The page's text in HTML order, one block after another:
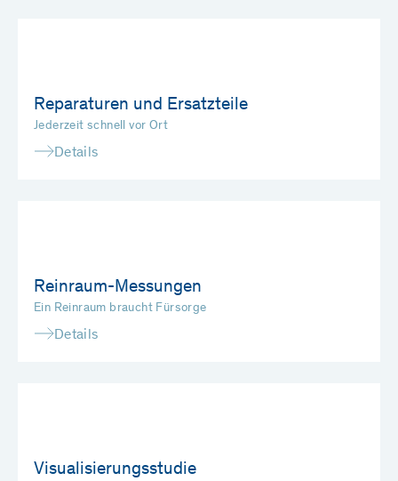
Reparaturen und Ersatzteile
Jederzeit schnell vor Ort
Details
Reinraum-Messungen
Ein Reinraum braucht Fürsorge
Details
Visualisierungsstudie